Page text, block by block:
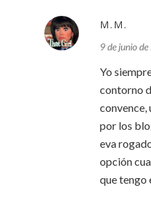
M.M.
9 de junio
Yo
contorno
convence,
por los
eva
opción
que tengo